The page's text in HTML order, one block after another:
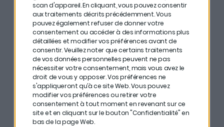
scan d'appareil. En cliquant, vous pouvez consentir
aux traitements décrits précédemment. Vous
pouvez également refuser de donner votre
consentement ou accéder à des informations plus
détaillées et modifier vos préférences avant de
consentir.Veuillez noter que certains traitements
de vos données personnelles peuvent ne pas
nécessiter votre consentement, mais vous avez le
droit de vous y opposer. Vos préférences ne
s'appliqueront qu’à ce site Web. Vous pouvez
modifier vos préférences ou retirer votre
consentement à tout moment en revenant sur ce
site et en cliquant sur le bouton "Confidentialité" en
bas de la page Web.
France, il est tout de même important de toujours en
prendre.
# Avoir comme plan A : croire en l’avenir. Et comme
plan B : se préparer au pire.
# Accepter la volatilité. Nassim Taleb en parle dans
son ouvrageAntifragile, c’est ce qui vous permettra
d’aiguiser votre système de stabilisation.